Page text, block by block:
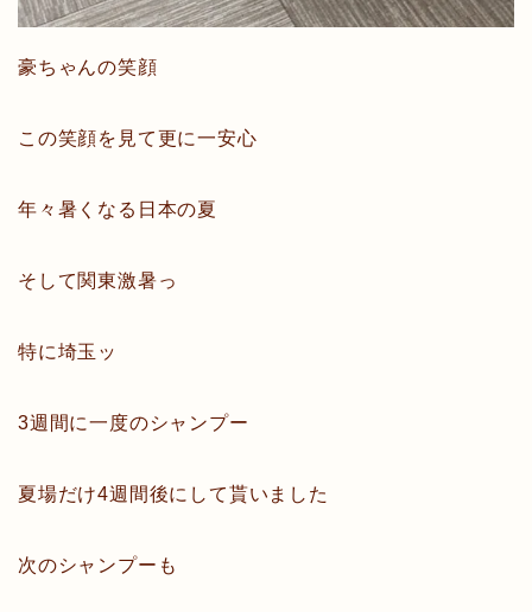
豪ちゃんの笑顔
この笑顔を見て更に一安心
年々暑くなる日本の夏
そして関東激暑っ
特に埼玉ッ
3週間に一度のシャンプー
夏場だけ4週間後にして貰いました
次のシャンプーも